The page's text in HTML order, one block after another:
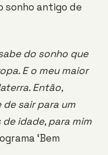
sonho antigo de
do sonho que
E o meu maior
Então,
sair para um
idade, para mim
‘Bem